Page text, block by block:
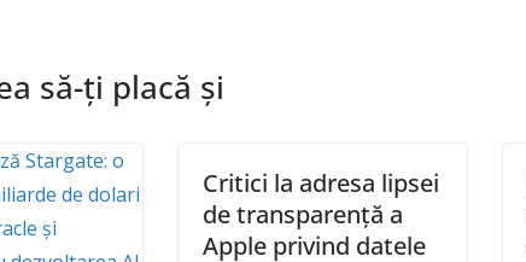
să-ți placă și
Critici la adresa lipsei
de transparență a
Apple privind datele